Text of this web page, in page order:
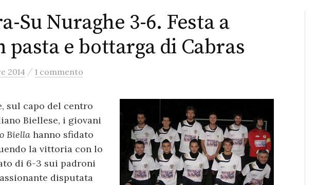
Su Nuraghe 3-6. Festa a
pasta e bottarga di Cabras
2014 / 1 commento
sul capo del centro
Biellese, i giovani
Biella hanno sfidato
la vittoria con lo
di 6-3 sui padroni
disputata